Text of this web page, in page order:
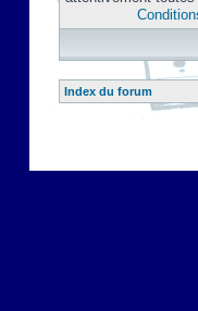
Index du forum